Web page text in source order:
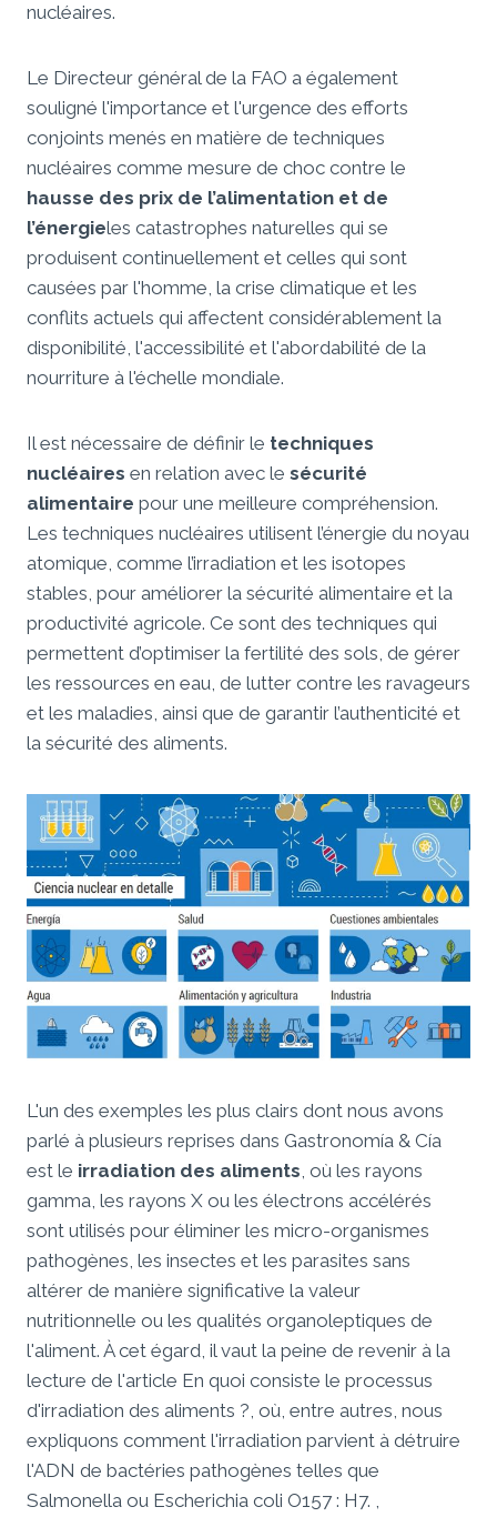
nucléaires.
Le Directeur général de la FAO a également
souligné l'importance et l'urgence des efforts
conjoints menés en matière de techniques
nucléaires comme mesure de choc contre le
hausse des prix de l’alimentation et de
l’énergieles catastrophes naturelles qui se
produisent continuellement et celles qui sont
causées par l'homme, la crise climatique et les
conflits actuels qui affectent considérablement la
disponibilité, l'accessibilité et l'abordabilité de la
nourriture à l'échelle mondiale.
Il est nécessaire de définir le techniques
nucléaires en relation avec le sécurité
alimentaire pour une meilleure compréhension.
Les techniques nucléaires utilisent l’énergie du noyau
atomique, comme l’irradiation et les isotopes
stables, pour améliorer la sécurité alimentaire et la
productivité agricole. Ce sont des techniques qui
permettent d’optimiser la fertilité des sols, de gérer
les ressources en eau, de lutter contre les ravageurs
et les maladies, ainsi que de garantir l’authenticité et
la sécurité des aliments.
L'un des exemples les plus clairs dont nous avons
parlé à plusieurs reprises dans Gastronomía & Cía
est le irradiation des aliments, où les rayons
gamma, les rayons X ou les électrons accélérés
sont utilisés pour éliminer les micro-organismes
pathogènes, les insectes et les parasites sans
altérer de manière significative la valeur
nutritionnelle ou les qualités organoleptiques de
l'aliment. À cet égard, il vaut la peine de revenir à la
lecture de l'article En quoi consiste le processus
d'irradiation des aliments ?, où, entre autres, nous
expliquons comment l'irradiation parvient à détruire
l'ADN de bactéries pathogènes telles que
Salmonella ou Escherichia coli O157 : H7. ,